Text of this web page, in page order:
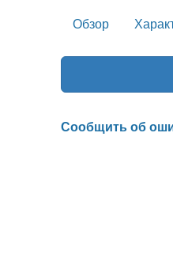
Обзор
Сообщить об